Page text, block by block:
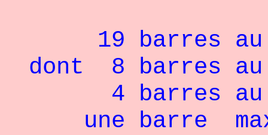
19 barres au
dont 8 barres au
4 barres au
une barre